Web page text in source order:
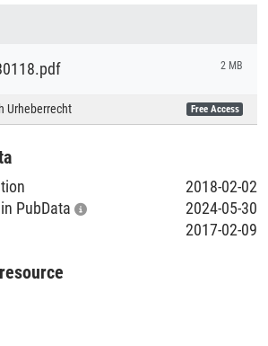
2 MB
Urheberrecht Free Access
2018-02-02
PubData
2024-05-30
2017-02-09